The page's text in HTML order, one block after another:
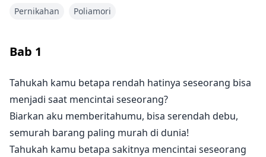
tajam di tanganmu; semakin erat kamu
Pernikahan
Poliamori
Bab 1
Tahukah kamu betapa rendah hatinya seseorang bisa
menjadi saat mencintai seseorang?
Biarkan aku memberitahumu, bisa serendah debu,
semurah barang paling murah di dunia!
Tahukah kamu betapa sakitnya mencintai seseorang